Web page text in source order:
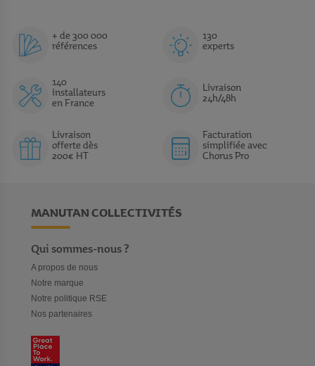
+ de 300 000
références
130
experts
140
installateurs
en France
Livraison
24h/48h
Livraison
offerte dès
200€ HT
Facturation
simplifiée avec
Chorus Pro
MANUTAN COLLECTIVITÉS
Qui sommes-nous ?
A propos de nous
Notre marque
Notre politique RSE
Nos partenaires